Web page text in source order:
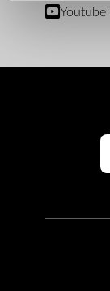
Youtube